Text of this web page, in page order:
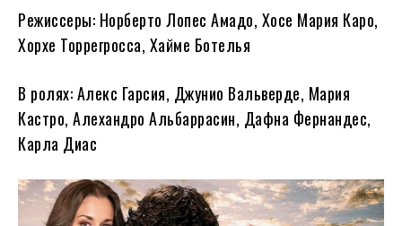
Режиссеры: Норберто Лопес Амадо, Хосе Мария Каро,
Хорхе Торрегросса, Хайме Ботелья
В ролях: Алекс Гарсия, Джунио Вальверде, Мария
Кастро, Алехандро Альбаррасин, Дафна Фернандес,
Карла Диас